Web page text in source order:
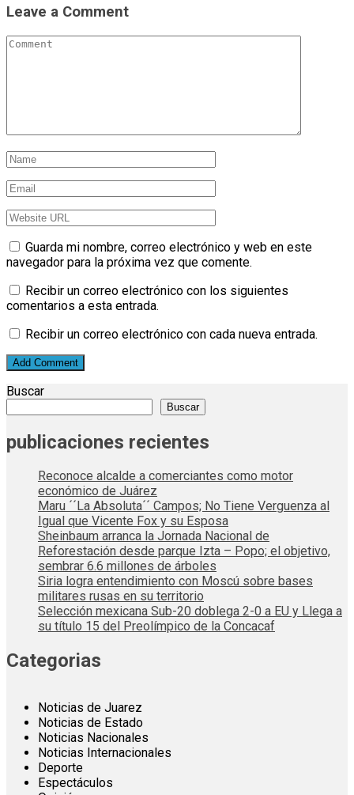
Leave a Comment
Guarda mi nombre, correo electrónico y web en este
navegador para la próxima vez que comente.
Recibir un correo electrónico con los siguientes
comentarios a esta entrada.
Recibir un correo electrónico con cada nueva entrada.
Buscar
Buscar
publicaciones recientes
Reconoce alcalde a comerciantes como motor
económico de Juárez
Maru ´´La Absoluta´´ Campos; No Tiene Verguenza al
Igual que Vicente Fox y su Esposa
Sheinbaum arranca la Jornada Nacional de
Reforestación desde parque Izta – Popo; el objetivo,
sembrar 6.6 millones de árboles
Siria logra entendimiento con Moscú sobre bases
militares rusas en su territorio
Selección mexicana Sub-20 doblega 2-0 a EU y Llega a
su título 15 del Preolímpico de la Concacaf
Categorias
Noticias de Juarez
Noticias de Estado
Noticias Nacionales
Noticias Internacionales
Deporte
Espectáculos